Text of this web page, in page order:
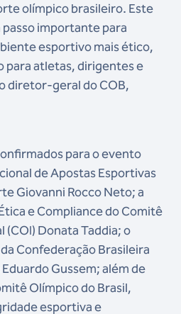
olímpico brasileiro. Este
importante para
esportivo mais ético,
para atletas, dirigentes e
diretor-geral do COB,
para o evento
de Apostas Esportivas
Giovanni Rocco Neto; a
e Compliance do Comitê
Donata Taddia; o
Confederação Brasileira
Gussem; além de
Olímpico do Brasil,
esportiva e